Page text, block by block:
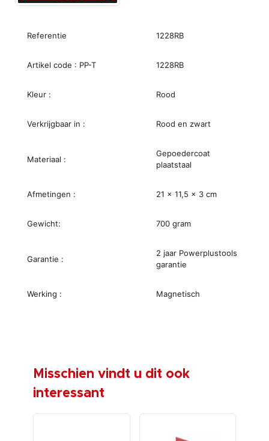
Referentie 1228RB
Artikel code : PP-T 1228RB
Kleur : Rood
Verkrijgbaar in : Rood en zwart
Materiaal :
Gepoedercoat
plaatstaal
Afmetingen : 21 x 11,5 x 3 cm
Gewicht: 700 gram
Garantie :
2 jaar Powerplustools
garantie
Werking : Magnetisch
Misschien vindt u dit ook
interessant